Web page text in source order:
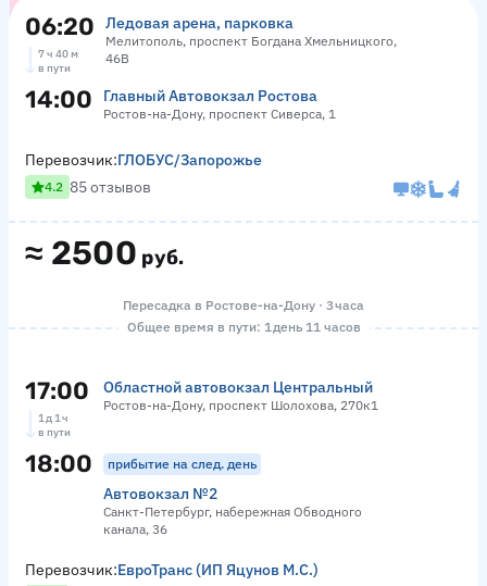
06:20 Ледовая арена, парковка
Мелитополь, проспект Богдана Хмельницкого,
46В
7 ч 40 м
в пути
14:00 Главный Автовокзал Ростова
Ростов-на-Дону, проспект Сиверса, 1
≈ 2500 руб.
Перевозчик:ГЛОБУС/Запорожье
4.2 85 отзывов
Пересадка в Ростове-на-Дону · 3 часа
Общее время в пути: 1 день 11 часов
17:00 Областной автовокзал Центральный
Ростов-на-Дону, проспект Шолохова, 270к1
1 д 1 ч
в пути
18:00 прибытие на след. день
Автовокзал №2
Санкт-Петербург, набережная Обводного
канала, 36
Перевозчик:ЕвроТранс (ИП Яцунов М.С.)